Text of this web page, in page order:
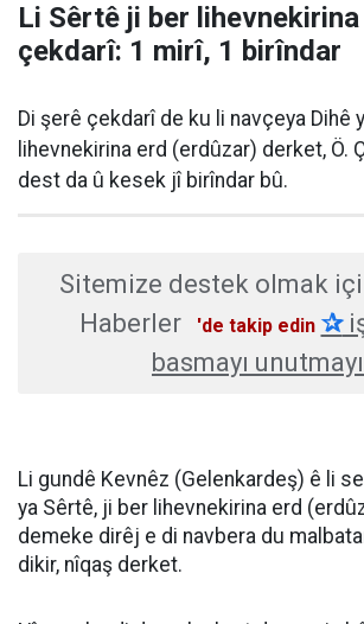
Li Sêrtê ji ber
çekdarî: 1 mirî, 1 birîndar
Di şerê çekdarî de ku li navçeya Dihê
lihevnekirina erd (erdûzar) derket, Ö.
dest da û kesek jî birîndar bû.
Sitemize destek olmak
Haberler
'de takip edin ✰
basmayı
Li gundê Kevnêz (Gelenkardeş) ê li
ya Sêrtê, ji ber lihevnekirina erd
demeke dirêj e di navbera du
dikir, nîqaş derket.